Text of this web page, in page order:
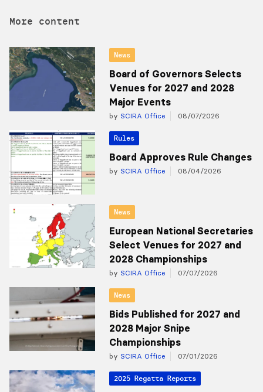
More content
News
Board of Governors Selects
Venues for 2027 and 2028
Major Events
by SCIRA Office 08/07/2026
Rules
Board Approves Rule Changes
by SCIRA Office 08/04/2026
News
European National Secretaries
Select Venues for 2027 and
2028 Championships
by SCIRA Office 07/07/2026
News
Bids Published for 2027 and
2028 Major Snipe
Championships
by SCIRA Office 07/01/2026
2025 Regatta Reports